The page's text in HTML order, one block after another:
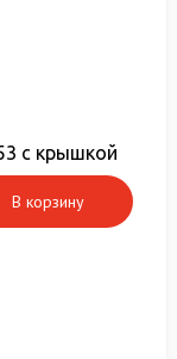
с крышкой
В корзину